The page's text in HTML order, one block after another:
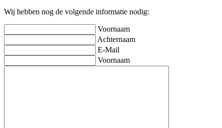
Wij hebben nog de volgende informatie nodig:
Voornaam
Achternaam
E-Mail
Voornaam